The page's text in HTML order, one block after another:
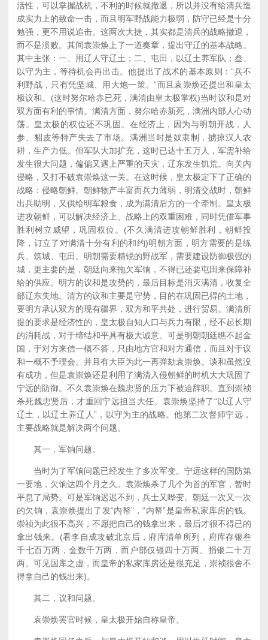
活性，可以掌握战机，不利的时候就撤退，所以并没有给清兵造
成实力上的致命一击，而且明军野战能力极弱，防守已经是十分
勉强，更不用说追击。这两次大捷，其实都是清兵的战略撤退，
而不是溃败。其间袁崇焕上了一道奏章，提出守辽的基本战略。
其中主张：一、用辽人守辽土；二、屯田，以辽土养军队；叁、
以守为主，等待机会再出击。他提出了战术的基本原则：“兵不
利野战，只有凭坚城、用大炮一策。”而且袁崇焕还提出和皇太
极议和。(这时努尔哈赤已死，满清由皇太极掌权)当时议和是对
双方面有利的事情。满清方面，努尔哈赤新死，满洲内部人心动
荡。皇太极的权位还不巩固。在经济上，因为与明朝开战，人
参、貂皮等特产失去了市场。满洲当时是奴隶制，掳掠汉人农
耕，生产力低。但军队大加扩充，这时已达十五万人，军需补给
发生很大问题，偏偏又遇上严重的天灾，辽东发生饥荒。向关内
侵略，又打不破袁崇焕这一关。在这时候，皇太极定下了正确的
战略：侵略朝鲜。朝鲜物产丰富而兵力薄弱，明清交战时，朝鲜
出兵助明，又供给明军粮食，成为满清后方的一个牵制。皇太极
进攻朝鲜，可以解决经济上、战略上的双重困难，同时凭借军事
胜利树立威望，巩固权位。(不久满清进攻朝鲜胜利，朝鲜投
降，订立了对满清十分有利的和约)明朝方面，明方需要的是练
兵、筑城、屯田。明朝需要精锐的野战军，需要建设防御极强的
城，更主要的是，朝廷向来拖欠军饷，不得已还要屯田来保障补
给的供应。明方的议和是攻势的，最后目标是消灭满清，收复全
部辽东失地。清方的议和主要是守势，目的在巩固已得的土地，
要明方承认双方的现有疆界，双方和平共处，进行贸易。满清所
提的要求是经济性的，皇太极自知人口与兵力有限，经不起长期
的消耗战，对于缔结和平具有极大诚意。可是明朝朝廷瞧不起金
国，于对方来信一概不答，只由地方官和对方通信，而且对于议
和一概不予理会。并且有大臣为此一再弹劾袁崇焕。谈和虽然没
有成功，但是袁崇焕还是利用了满清入侵朝鲜的时机大大巩固了
宁远的防御。不久袁崇焕在魏忠贤的压力下被迫辞职。直到崇祯
杀死魏忠贤后，才重回宁远担当大任。袁崇焕坚持了“以辽人守
辽土，以辽土养辽人”，以守为主的战略。他第二次督师宁远，
主要战略就是解决两个问题。
其一，军饷问题。
当时为了军饷问题已经发生了多次军变。宁远这样的国防第
一要地，欠饷达四个月之久。袁崇焕杀了几个为首的军官，暂时
平息了局势。可是军饷迟迟不到，兵士又哗变。朝廷一次又一次
的欠饷，袁崇焕提出了发“内帑”，“内帑”是皇帝私家库房的钱。
崇祯为此很不高兴，不愿把自己的钱拿出来，最后才很不得已的
拿出钱来。(看李自成攻破北京后，府库清单所列，府库存银叁
千七百万两，金数千万两，而户部仅银四十万两、捐银二十万
两。可见国库之虚，而皇帝的私家库房还是很充足，崇祯很舍不
得拿自己的钱出来)。
其二，议和问题。
袁崇焕罢官时候，皇太极开始自称皇帝。